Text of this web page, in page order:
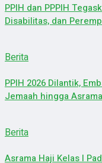
PPIH dan PPPIH
Disabilitas, dan
Berita
PPIH 2026 Dilantik,
Jemaah hingga
Berita
Asrama Haji Kelas I